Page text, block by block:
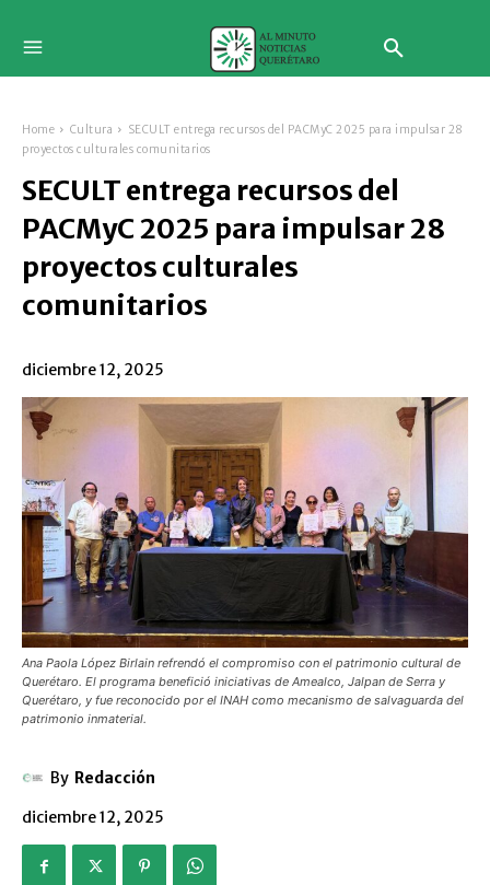
Home Cultura
SECULT entrega recursos del PACMyC 2025 para impulsar 28
proyectos culturales comunitarios
SECULT entrega recursos del
PACMyC 2025 para impulsar 28
proyectos culturales
comunitarios
diciembre 12, 2025
Ana Paola López Birlain refrendó el compromiso con el patrimonio cultural de
Querétaro. El programa benefició iniciativas de Amealco, Jalpan de Serra y
Querétaro, y fue reconocido por el INAH como mecanismo de salvaguarda del
patrimonio inmaterial.
By Redacción
diciembre 12, 2025